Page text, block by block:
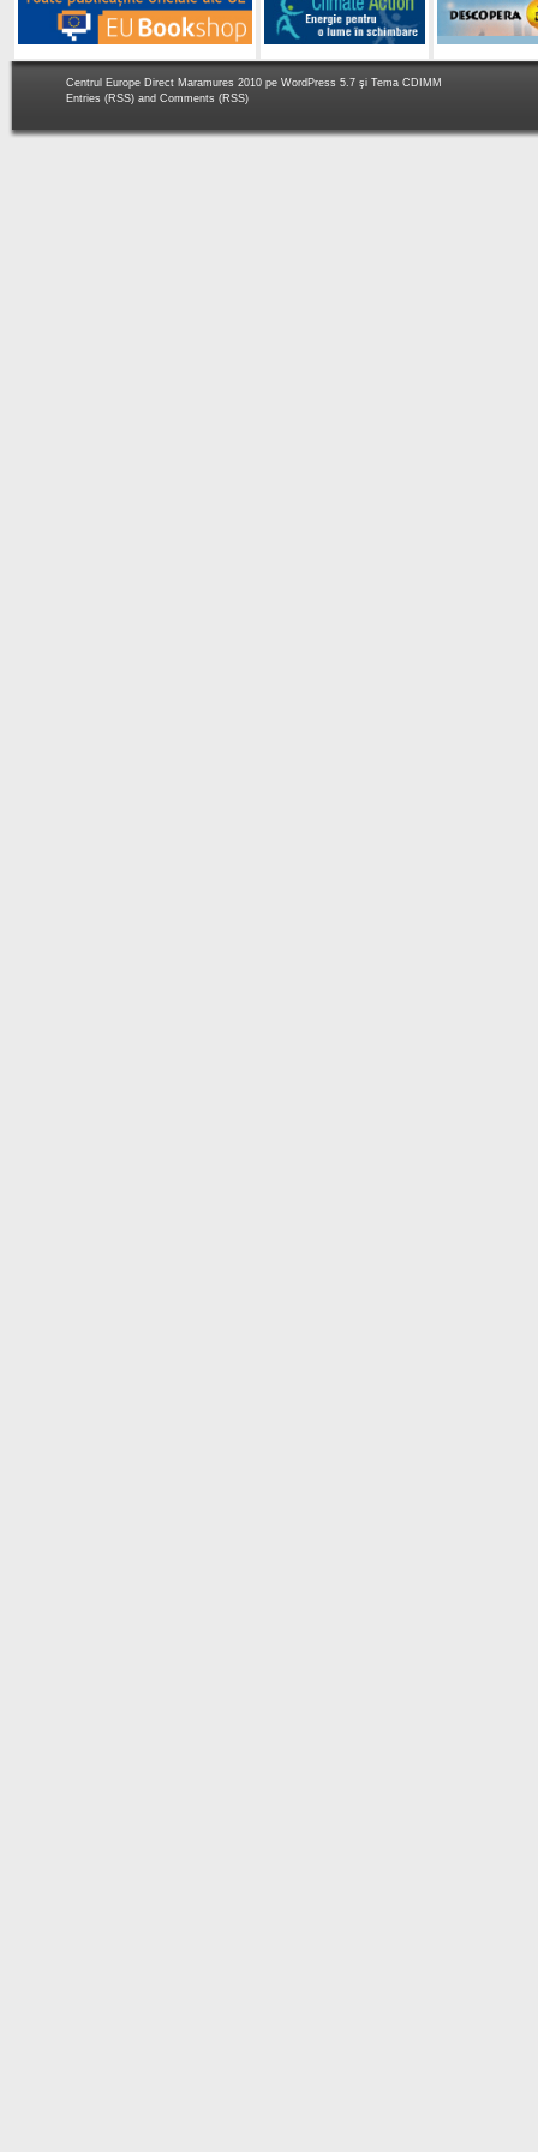
Centrul Europe Direct Maramures 2010 pe WordPress 5.7 şi Tema CDIMM
Entries (RSS) and Comments (RSS)